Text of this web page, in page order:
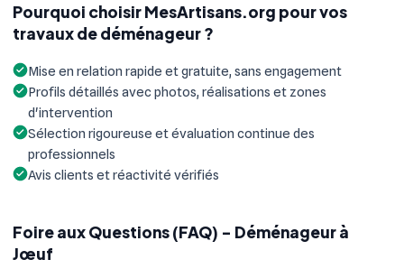
Pourquoi choisir MesArtisans.org pour vos
travaux de déménageur ?
Mise en relation rapide et gratuite, sans engagement
Profils détaillés avec photos, réalisations et zones
d'intervention
Sélection rigoureuse et évaluation continue des
professionnels
Avis clients et réactivité vérifiés
Foire aux Questions (FAQ) - Déménageur à
Jœuf